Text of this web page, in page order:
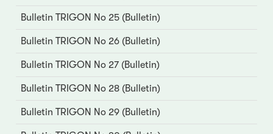
Bulletin TRIGON No 25 (Bulletin)
Bulletin TRIGON No 26 (Bulletin)
Bulletin TRIGON No 27 (Bulletin)
Bulletin TRIGON No 28 (Bulletin)
Bulletin TRIGON No 29 (Bulletin)